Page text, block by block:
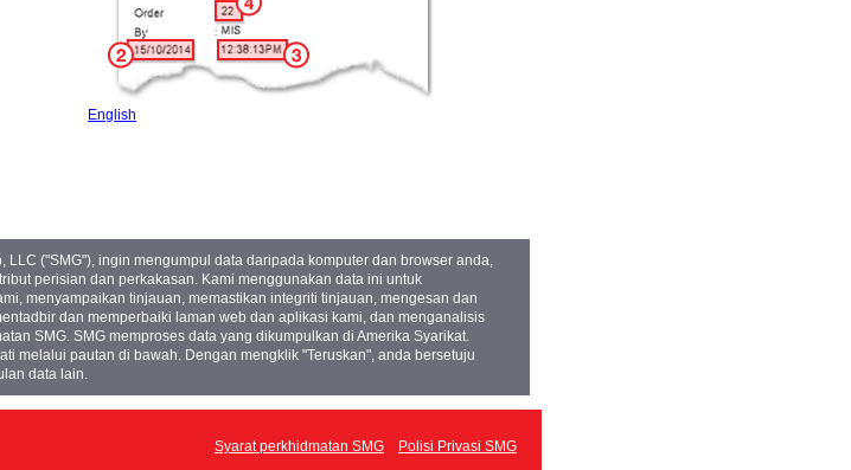
English
("SMG"), ingin mengumpul data daripada komputer dan browser anda,
perisian dan perkakasan. Kami menggunakan data ini untuk
menyampaikan tinjauan, memastikan integriti tinjauan, mengesan dan
dan memperbaiki laman web dan aplikasi kami, dan menganalisis
SMG. SMG memproses data yang dikumpulkan di Amerika Syarikat.
melalui pautan di bawah. Dengan mengklik "Teruskan", anda bersetuju
data lain.
Polisi Privasi SMG
Syarat perkhidmatan SMG